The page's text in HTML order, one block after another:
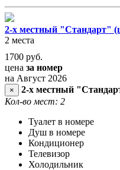
2-х местный "Стандарт"
2 места
1700 руб.
цена за номер
на Август 2026
×
2-х местный
Кол-во мест: 2
Туалет в номере
Душ в номере
Кондиционер
Телевизор
Холодильник